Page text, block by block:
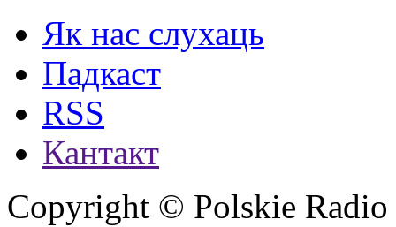
Як нас слухаць
Падкаст
RSS
Кантакт
Copyright © Polskie